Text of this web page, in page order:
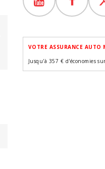
VOTRE ASSURANCE AUTO
Jusqu'à 357 € d'économies